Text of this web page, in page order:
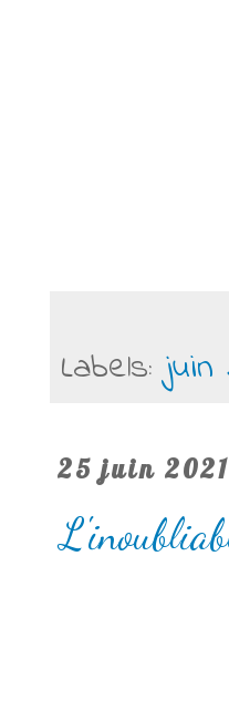
Labels:juin
25 juin 2021